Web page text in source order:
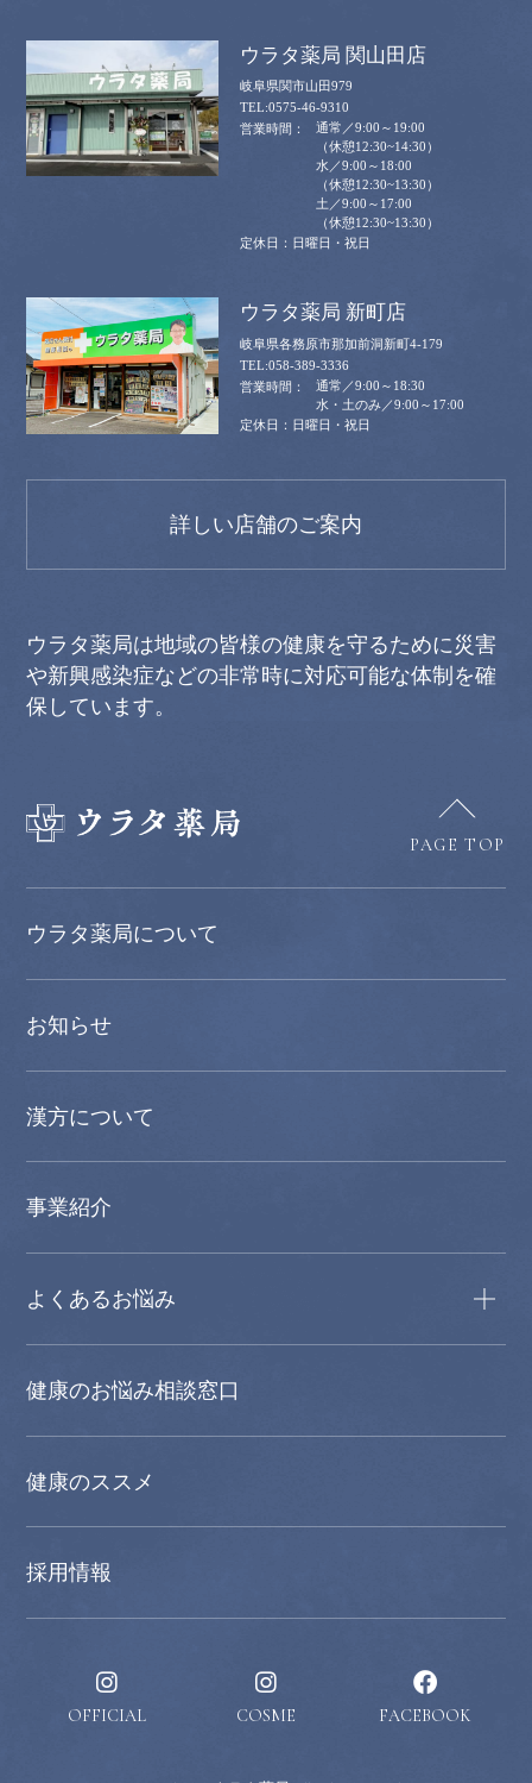
ウラタ薬局 関山田店
岐阜県関市山田979
0575-46-9310
通常／9:00～19:00
（休憩12:30~14:30）
水／9:00～18:00
（休憩12:30~13:30）
土／9:00～17:00
（休憩12:30~13:30）
日曜日・祝日
ウラタ薬局 新町店
岐阜県各務原市那加前洞新町4-179
058-389-3336
通常／9:00～18:30
水・土のみ／9:00～17:00
日曜日・祝日
詳しい店舗のご案内
ウラタ薬局は地域の皆様の健康を守るために災害
や新興感染症などの非常時に対応可能な体制を確
保しています。
PAGE TOP
ウラタ薬局について
お知らせ
漢方について
事業紹介
よくあるお悩み
健康のお悩み相談窓口
健康のススメ
採用情報
OFFICIAL COSME FACEBOOK